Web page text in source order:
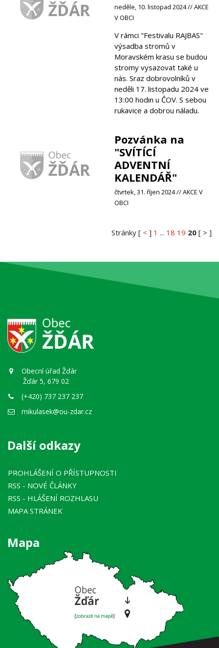
neděle, 10. listopad 2024 // AKCE
V OBCI
V rámci "Festivalu RAJBAS"
výsadba stromů v
Moravském krasu se budou
stromy vysazovat také u
nás. Sraz dobrovolníků v
neděli 17. listopadu 2024 ve
13:00 hodin u ČOV. S sebou
rukavice a dobrou náladu.
Pozvánka na
"SVÍTÍCÍ
ADVENTNÍ
KALENDÁŘ"
čtvrtek, 31. říjen 2024 // AKCE V
OBCI
Stránky [ < ] 1 ... 18 19 20 [ > ]
Obecní úřad Žďár
Žďár 5, 679 02
(+420) 737 237 237
mikulasek@ou-zdar.cz
Další odkazy
PROHLÁŠENÍ O PŘÍSTUPNOSTI
RSS - NOVÉ ČLÁNKY
RSS - HLÁŠENÍ ROZHLASU
MAPA STRÁNEK
Mapa